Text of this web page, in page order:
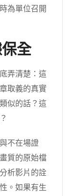
為單位召開
全
弄清楚：這
取義的真實
似的話？這
不在場證
質的原始檔
析影片的詮
。如果有生